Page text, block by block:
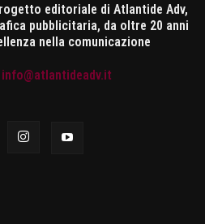
editoriale di Atlantide Adv,
pubblicitaria, da oltre 20 anni
nella comunicazione
info@atlantideadv.it